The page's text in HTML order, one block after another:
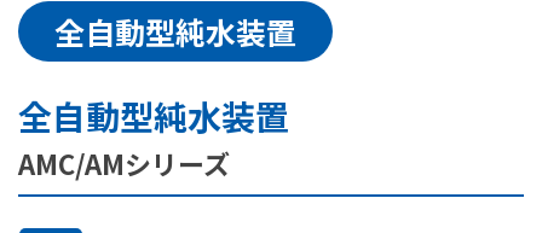
全自動型純水装置
全自動型純水装置
AMC/AMシリーズ